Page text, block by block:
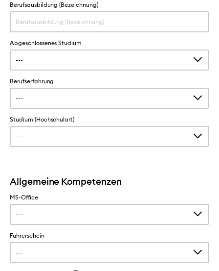
Berufsausbildung (Bezeichnung)
Abgeschlossenes Studium
Berufserfahrung
Studium (Hochschulart)
Allgemeine Kompetenzen
MS-Office
Führerschein